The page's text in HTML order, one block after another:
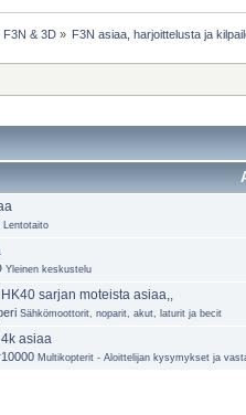
F3N & 3D » F3N asiaa, harjoittelusta ja
Lentotaito
Yleinen keskustelu
sarjan moteista asiaa,,
Sähkömoottorit, noparit, akut, laturit ja becit
asiaa
Multikopterit - Aloittelijan kysymykset ja